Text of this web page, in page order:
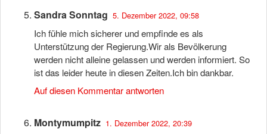
Sandra Sonntag 5. Dezember 2022, 09:58
Ich fühle mich sicherer und empfinde es als
Unterstützung der Regierung.Wir als Bevölkerung
werden nicht alleine gelassen und werden informiert. So
ist das leider heute in diesen Zeiten.Ich bin dankbar.
Auf diesen Kommentar antworten
Montymumpitz 1. Dezember 2022, 20:39